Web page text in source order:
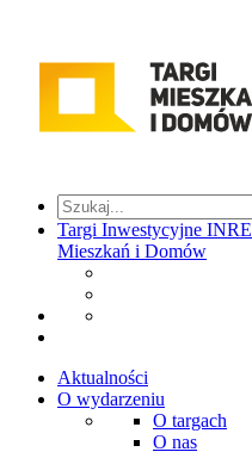
Targi Inwestycyjne INRE
Mieszkań i Domów
Aktualności
O wydarzeniu
O targach
O nas